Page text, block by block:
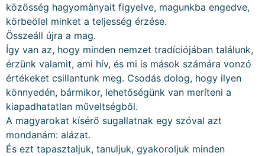
közösség hagyomànyait figyelve, magunkba engedve,
körbeölel minket a teljesség érzése.
Összeáll újra a mag.
Így van az, hogy minden nemzet tradíciójában találunk,
érzünk valamit, ami hív, és mi is mások számára vonzó
értékeket csillantunk meg. Csodás dolog, hogy ilyen
könnyedén, bármikor, lehetőségünk van meríteni a
kiapadhatatlan műveltségből.
A magyarokat kísérő sugallatnak egy szóval azt
mondanám: alázat.
És ezt tapasztaljuk, tanuljuk, gyakoroljuk minden